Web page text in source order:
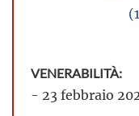
VENERABILITÀ:
- 23 febbraio